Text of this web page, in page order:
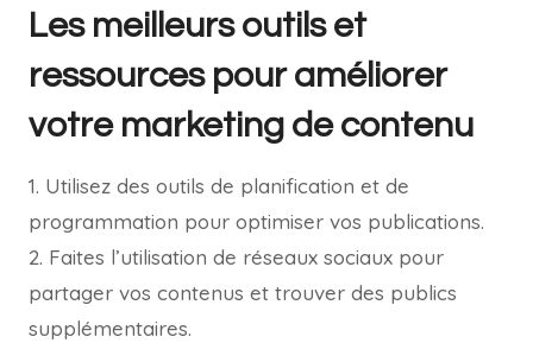
Les meilleurs outils et
ressources pour améliorer
votre marketing de contenu
1. Utilisez des outils de planification et de
programmation pour optimiser vos publications.
2. Faites l’utilisation de réseaux sociaux pour
partager vos contenus et trouver des publics
supplémentaires.